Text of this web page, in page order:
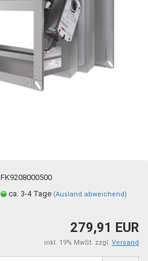
FK9208000500
ca. 3-4 Tage (Ausland abweichend)
279,91 EUR
inkl. 19% MwSt. zzgl. Versand